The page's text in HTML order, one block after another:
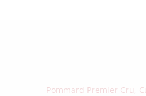
Pommard Premier Cru,